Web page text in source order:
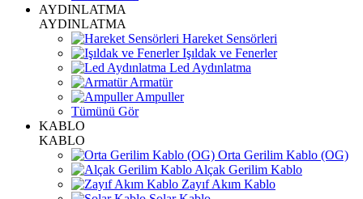
AYDINLATMA
AYDINLATMA
Hareket Sensörleri
Işıldak ve Fenerler
Led Aydınlatma
Armatür
Ampuller
Tümünü Gör
KABLO
KABLO
Orta Gerilim Kablo (OG)
Alçak Gerilim Kablo
Zayıf Akım Kablo